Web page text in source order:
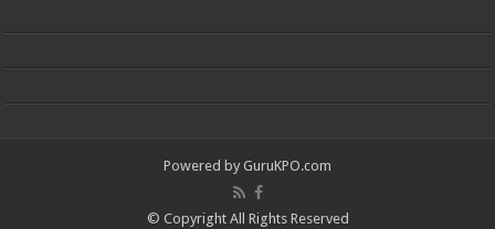
Powered by GuruKPO.com
© Copyright All Rights Reserved